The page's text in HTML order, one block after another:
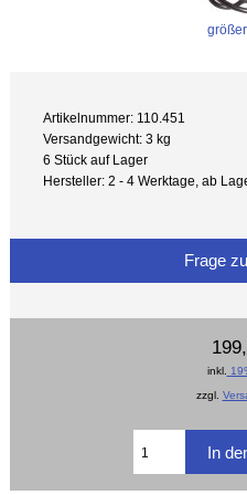
Artikelnummer: 110.451
Versandgewicht: 3 kg
6 Stück auf Lager
Hersteller: 2 - 4 Werktage, ab
Frage
inkl.
zzgl.